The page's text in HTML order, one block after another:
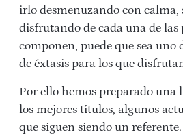
irlo desmenuzando con calma,
disfrutando de cada una de las
componen, puede que sea uno
de éxtasis para los que
Por ello hemos preparado una
los mejores títulos, algunos
que siguen siendo un